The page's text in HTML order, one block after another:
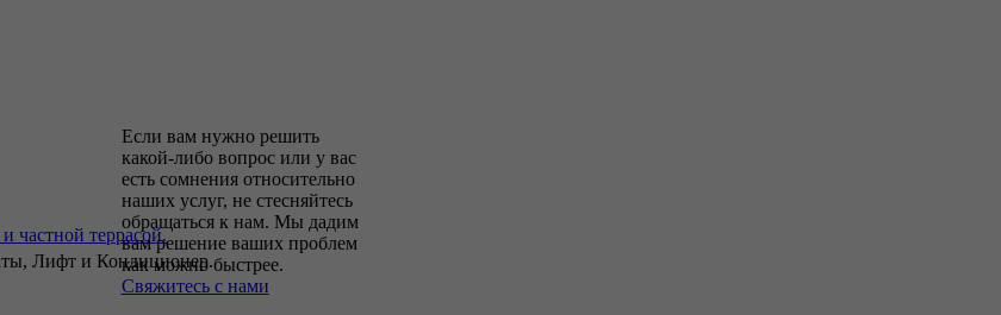
частной террасой.
Лифт и Кондиционер.
Если вам нужно решить
какой-либо вопрос или у вас
есть сомнения относительно
наших услуг, не стесняйтесь
обращаться к нам. Мы дадим
вам решение ваших проблем
как можно быстрее.
Свяжитесь с нами